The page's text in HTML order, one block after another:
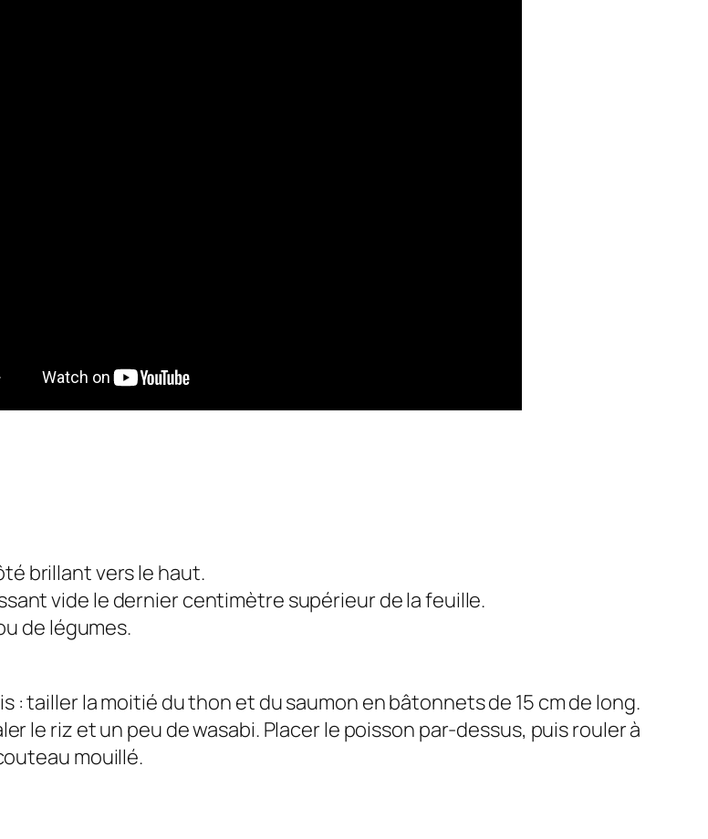
brillant vers le haut.
vide le dernier centimètre supérieur de la feuille.
de légumes.
: tailler la moitié du thon et du saumon en bâtonnets de 15 cm de long.
le riz et un peu de wasabi. Placer le poisson par-dessus, puis rouler à
mouillé.